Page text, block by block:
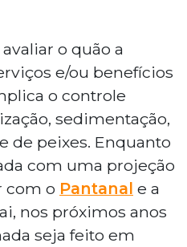
o quão a
e/ou benefícios
o controle
sedimentação,
de peixes. Enquanto
com uma projeção
com o Pantanal e a
nos próximos anos
seja feito em